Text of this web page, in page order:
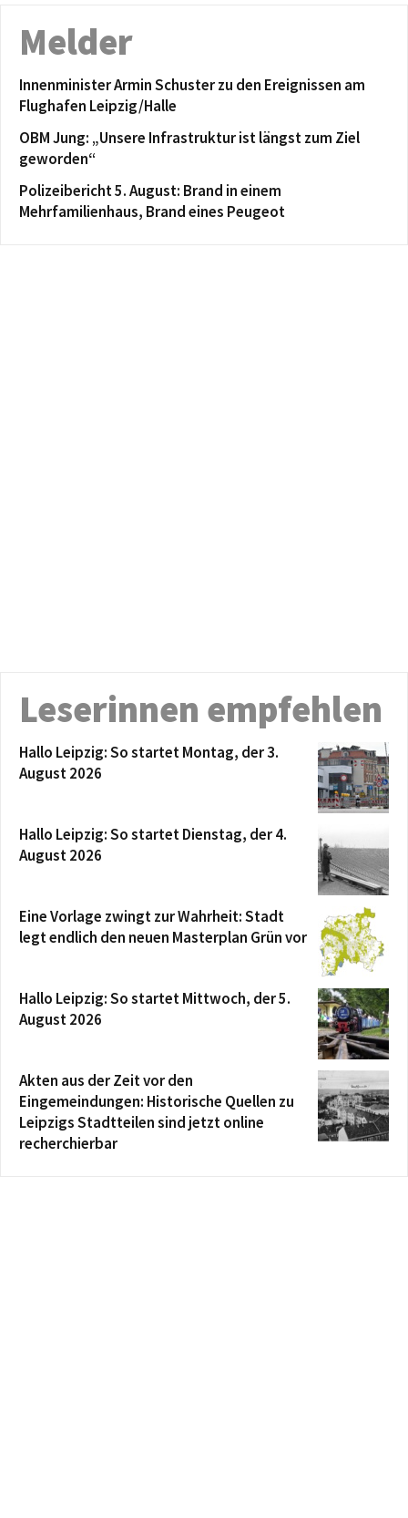
Melder
Innenminister Armin Schuster zu den Ereignissen am
Flughafen Leipzig/Halle
OBM Jung: „Unsere Infrastruktur ist längst zum Ziel
geworden“
Polizeibericht 5. August: Brand in einem
Mehrfamilienhaus, Brand eines Peugeot
Leserinnen empfehlen
Hallo Leipzig: So startet Montag, der 3.
August 2026
Hallo Leipzig: So startet Dienstag, der 4.
August 2026
Eine Vorlage zwingt zur Wahrheit: Stadt
legt endlich den neuen Masterplan Grün vor
Hallo Leipzig: So startet Mittwoch, der 5.
August 2026
Akten aus der Zeit vor den
Eingemeindungen: Historische Quellen zu
Leipzigs Stadtteilen sind jetzt online
recherchierbar